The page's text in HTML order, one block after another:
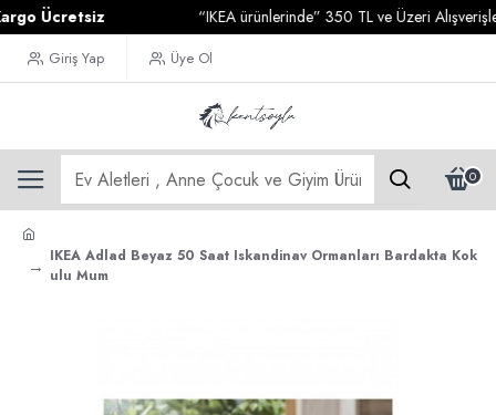
Ücretsiz “IKEA ürünlerinde” 350 TL ve Üzeri
Giriş Yap Üye Ol
0
IKEA Adlad Beyaz 50 Saat Iskandinav Ormanları Bardakta Kok
ulu Mum